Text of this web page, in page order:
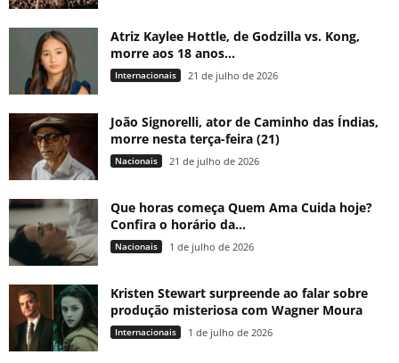
Atriz Kaylee Hottle, de Godzilla vs. Kong,
morre aos 18 anos...
Internacionais 21 de julho de 2026
João Signorelli, ator de Caminho das Índias,
morre nesta terça-feira (21)
Nacionais 21 de julho de 2026
Que horas começa Quem Ama Cuida hoje?
Confira o horário da...
Nacionais 1 de julho de 2026
Kristen Stewart surpreende ao falar sobre
produção misteriosa com Wagner Moura
Internacionais 1 de julho de 2026